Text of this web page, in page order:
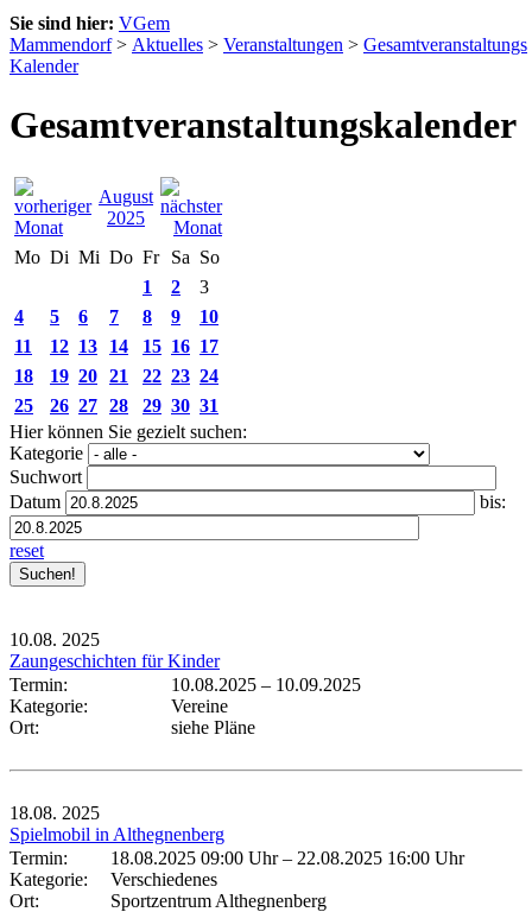
Sie sind hier: VGem
Mammendorf> Aktuelles > Veranstaltungen > Gesamtveranstaltungs
Kalender
Gesamtveranstaltungskalender
August
2025
Mo Di Mi Do Fr Sa So
1
2
3
4
5 6 7 8 9
10
11
12 13 14 15 16 17
18
19 20 21 22 23 24
25
26 27 28 29 30 31
Hier können Sie gezielt suchen:
Kategorie
Suchwort
Datum
bis:
reset
10.08. 2025
Zaungeschichten für Kinder
Termin:
10.08.2025 – 10.09.2025
Kategorie:
Vereine
Ort:
siehe Pläne
18.08. 2025
Spielmobil in Althegnenberg
Termin:
18.08.2025 09:00 Uhr– 22.08.2025 16:00 Uhr
Kategorie:
Verschiedenes
Ort:
Sportzentrum Althegnenberg